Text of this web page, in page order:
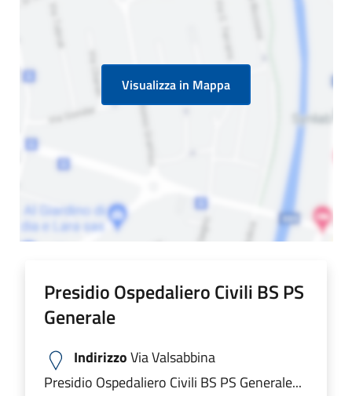
Visualizza in Mappa
Presidio Ospedaliero Civili BS PS
Generale
IndirizzoVia Valsabbina
Presidio Ospedaliero Civili BS PS Generale...